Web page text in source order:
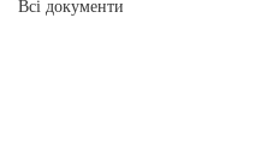
Всі документи